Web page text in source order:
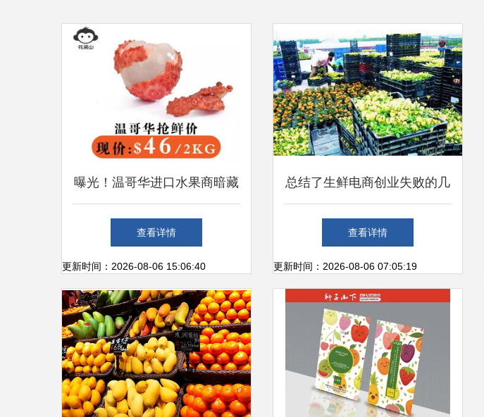
曝光！温哥华进口水果商暗藏
的差价黑洞 日销千盒的珍珠
小蜜柚仅$3.99，新鲜猫山王
榴莲3折起售
查看详情
更新时间：2026-08-06 15:06:40
总结了生鲜电商创业失败的几
大原因 千万不要重蹈覆辙
查看详情
更新时间：2026-08-06 07:05:19